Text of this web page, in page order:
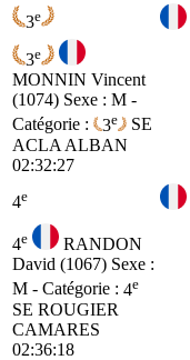
3e
3e
MONNIN Vincent
(1074) Sexe : M -
Catégorie :
3e
SE
ACLA ALBAN
02:32:27
4e
4e
RANDON
David (1067) Sexe :
M - Catégorie : 4e
SE ROUGIER
CAMARES
02:36:18